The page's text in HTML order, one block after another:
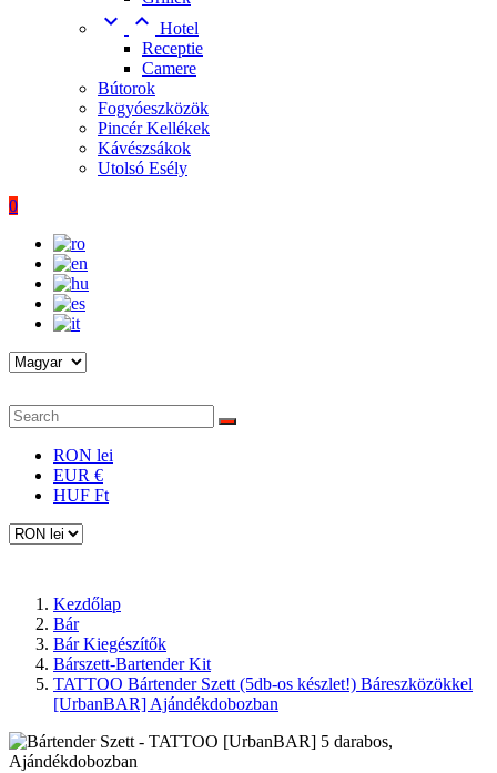
  Hotel
Receptie
Camere
Bútorok
Fogyóeszközök
Pincér Kellékek
Kávészsákok
Utolsó Esély
0
RON lei
EUR €
HUF Ft
Kezdőlap
Bár
Bár Kiegészítők
Bárszett-Bartender Kit
TATTOO Bártender Szett (5db-os készlet!) Báreszközökkel
[UrbanBAR] Ajándékdobozban